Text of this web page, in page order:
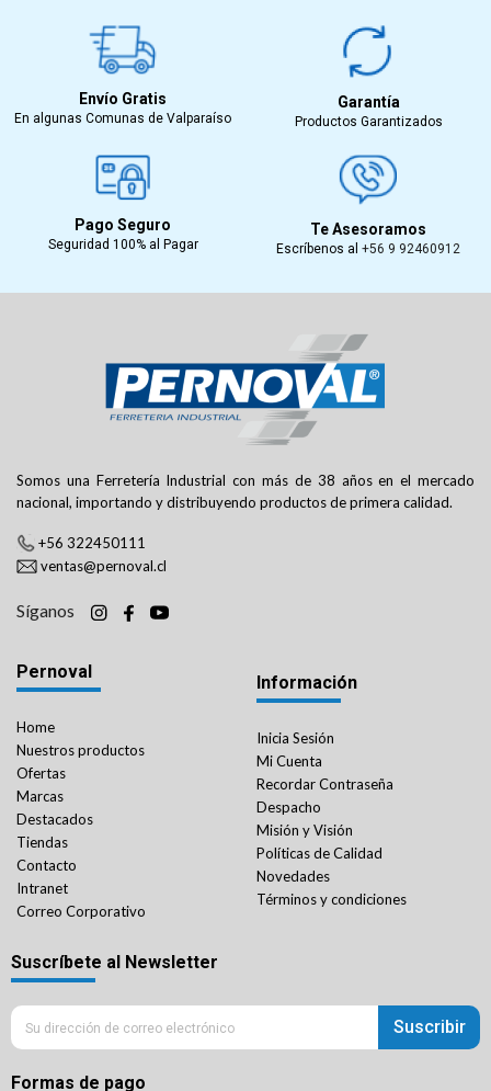
Envío Gratis
En algunas Comunas de Valparaíso
Garantía
Productos Garantizados
Pago Seguro
Seguridad 100% al Pagar
Te Asesoramos
Escríbenos al +56 9 92460912
Somos una Ferretería Industrial con más de 38 años en el mercado
nacional, importando y distribuyendo productos de primera calidad.
+56 322450111
ventas@pernoval.cl
Síganos
Pernoval
Home
Nuestros productos
Ofertas
Marcas
Destacados
Tiendas
Contacto
Intranet
Correo Corporativo
Información
Inicia Sesión
Mi Cuenta
Recordar Contraseña
Despacho
Misión y Visión
Políticas de Calidad
Novedades
Términos y condiciones
Suscríbete al Newsletter
Suscribir
Formas de pago